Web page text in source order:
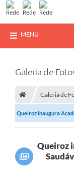
MENU
Galeria de
Galeria de
Queiroz inaugura
Queiroz